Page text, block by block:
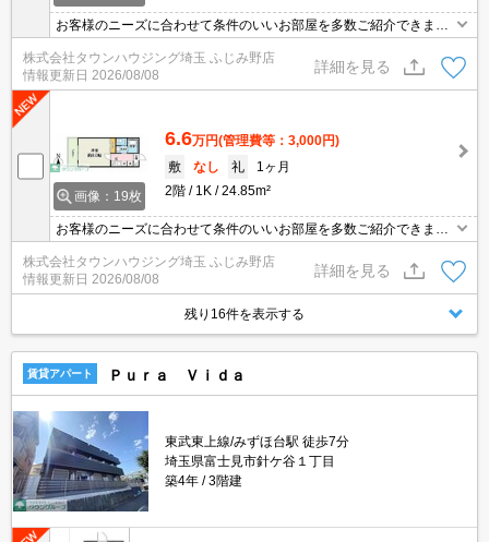
お客様のニーズに合わせて条件のいいお部屋を多数ご紹介できます♪
情報数No.1のタウンハウジングまで是非お問い合わせください！
株式会社タウンハウジング埼玉 ふじみ野店
情報更新日 2026/08/08
詳細を見る
画像：19枚
6.6万円(管理費等：3,000円)
敷
なし 礼
1ヶ月
2階
1K 24.85m²
お客様のニーズに合わせて条件のいいお部屋を多数ご紹介できます♪
情報数No.1のタウンハウジングまで是非お問い合わせください！
株式会社タウンハウジング埼玉 ふじみ野店
情報更新日 2026/08/08
詳細を見る
残り16件を表示する
賃貸アパート Ｐｕｒａ Ｖｉｄａ
東武東上線/みずほ台駅 徒歩7分
埼玉県富士見市針ケ谷１丁目
築4年
3階建